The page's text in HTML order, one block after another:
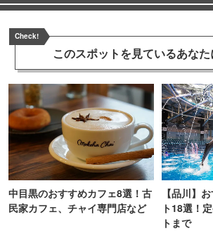
Check!
このスポットを見ているあな
中目黒のおすすめカフェ8選！古
民家カフェ、チャイ専門店など
【品川】
ト18選！
トまで